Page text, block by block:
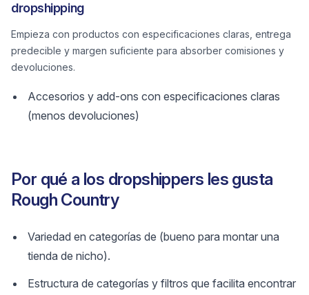
dropshipping
Empieza con productos con especificaciones claras, entrega
predecible y margen suficiente para absorber comisiones y
devoluciones.
Accesorios y add-ons con especificaciones claras
(menos devoluciones)
Por qué a los dropshippers les gusta
Rough Country
Variedad en categorías de (bueno para montar una
tienda de nicho).
Estructura de categorías y filtros que facilita encontrar